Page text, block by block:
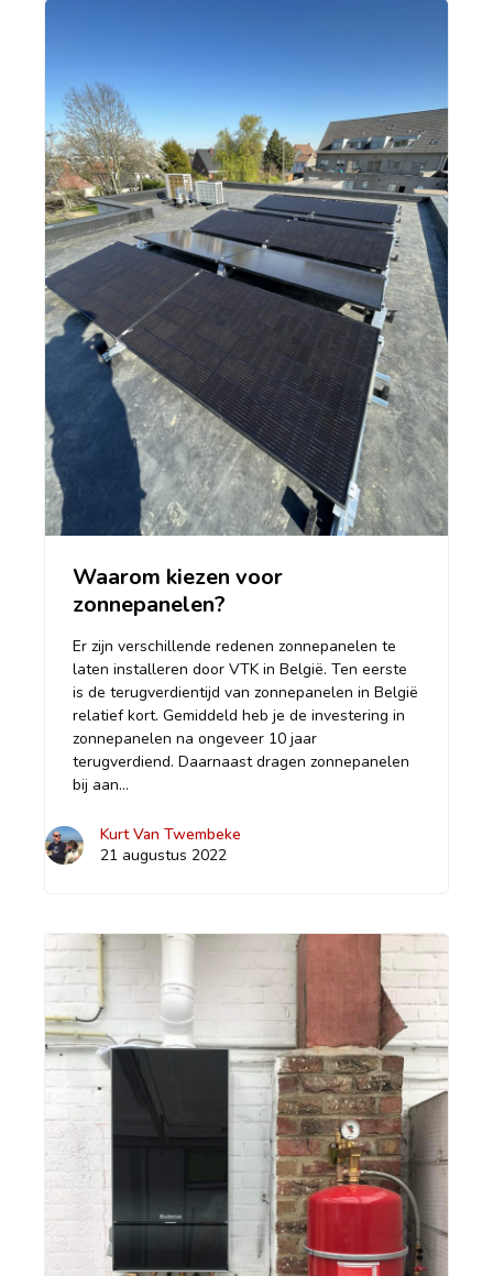
Waarom kiezen voor
zonnepanelen?
Er zijn verschillende redenen zonnepanelen te
laten installeren door VTK in België. Ten eerste
is de terugverdientijd van zonnepanelen in België
relatief kort. Gemiddeld heb je de investering in
zonnepanelen na ongeveer 10 jaar
terugverdiend. Daarnaast dragen zonnepanelen
bij aan…
Kurt Van Twembeke
21 augustus 2022